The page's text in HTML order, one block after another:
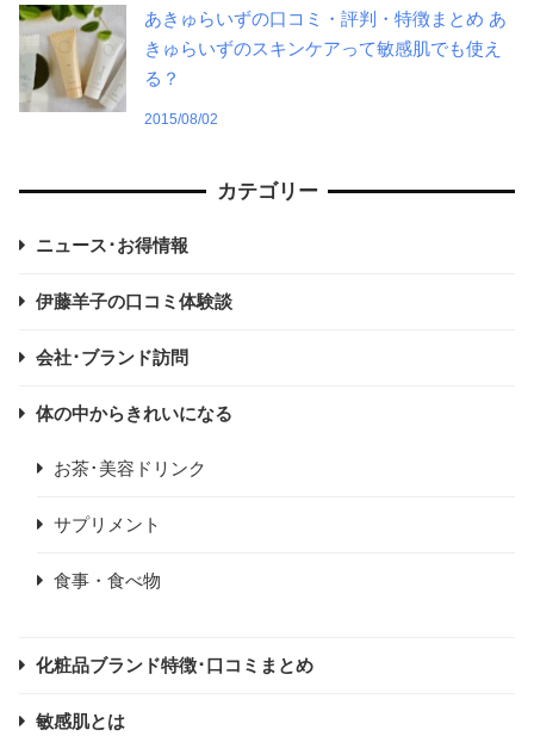
あきゅらいずの口コミ・評判・特徴まとめ あ
きゅらいずのスキンケアって敏感肌でも使え
る？
2015/08/02
カテゴリー
ニュース･お得情報
伊藤羊子の口コミ体験談
会社･ブランド訪問
体の中からきれいになる
お茶･美容ドリンク
サプリメント
食事・食べ物
化粧品ブランド特徴･口コミまとめ
敏感肌とは